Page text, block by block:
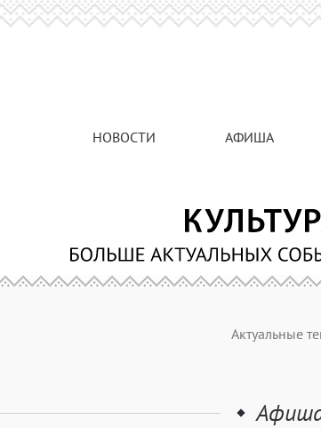
НОВОСТИ АФИША
Актуальные